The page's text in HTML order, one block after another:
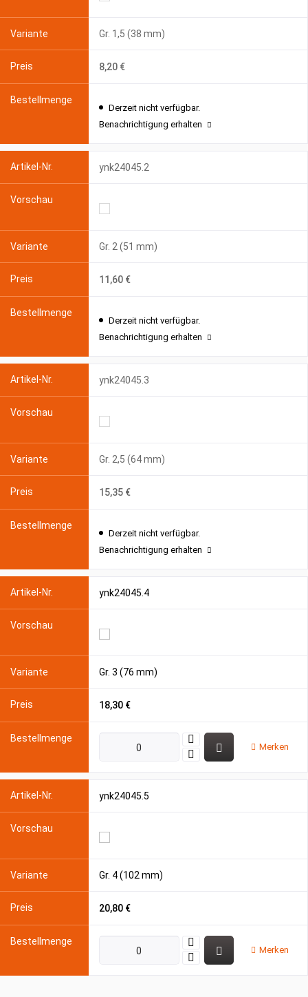
Gr. 1,5 (38 mm)
8,20 €
Derzeit nicht verfügbar.
Benachrichtigung erhalten
ynk24045.2
Gr. 2 (51 mm)
11,60 €
Derzeit nicht verfügbar.
Benachrichtigung erhalten
ynk24045.3
Gr. 2,5 (64 mm)
15,35 €
Derzeit nicht verfügbar.
Benachrichtigung erhalten
ynk24045.4
Gr. 3 (76 mm)
18,30 €
Merken
ynk24045.5
Gr. 4 (102 mm)
20,80 €
Merken